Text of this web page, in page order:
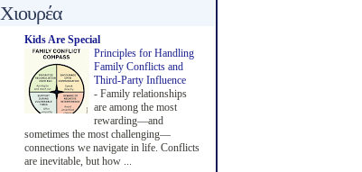
Χιουρέα
Kids Are Special
Principles for Handling
Family Conflicts and
Third-Party Influence
- Family relationships
are among the most
rewarding—and
sometimes the most challenging—
connections we navigate in life. Conflicts
are inevitable, but how ...